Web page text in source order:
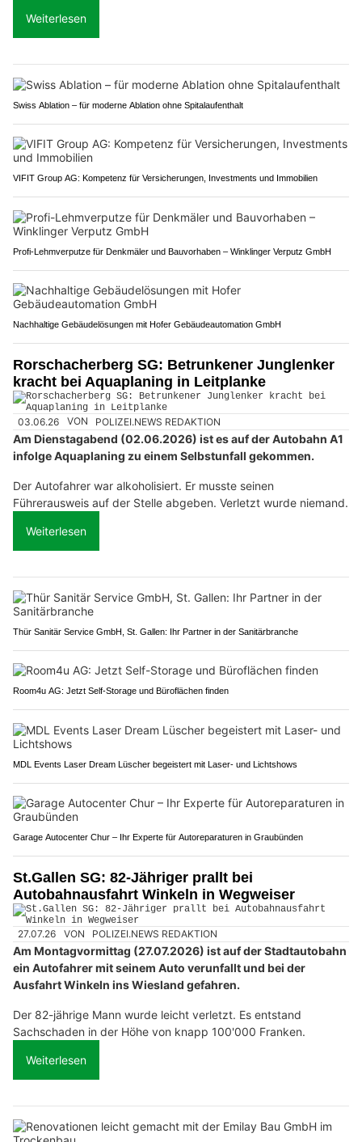
Weiterlesen
Swiss Ablation – für moderne Ablation ohne Spitalaufenthalt
VIFIT Group AG: Kompetenz für Versicherungen, Investments und Immobilien
Profi-Lehmverputze für Denkmäler und Bauvorhaben – Winklinger Verputz GmbH
Nachhaltige Gebäudelösungen mit Hofer Gebäudeautomation GmbH
Rorschacherberg SG: Betrunkener Junglenker
kracht bei Aquaplaning in Leitplanke
03.06.26 VON POLIZEI.NEWS REDAKTION
Am Dienstagabend (02.06.2026) ist es auf der Autobahn A1
infolge Aquaplaning zu einem Selbstunfall gekommen.
Der Autofahrer war alkoholisiert. Er musste seinen
Führerausweis auf der Stelle abgeben. Verletzt wurde niemand.
Weiterlesen
Thür Sanitär Service GmbH, St. Gallen: Ihr Partner in der Sanitärbranche
Room4u AG: Jetzt Self-Storage und Büroflächen finden
MDL Events Laser Dream Lüscher begeistert mit Laser- und Lichtshows
Garage Autocenter Chur – Ihr Experte für Autoreparaturen in Graubünden
St.Gallen SG: 82-Jähriger prallt bei
Autobahnausfahrt Winkeln in Wegweiser
27.07.26 VON POLIZEI.NEWS REDAKTION
Am Montagvormittag (27.07.2026) ist auf der Stadtautobahn
ein Autofahrer mit seinem Auto verunfallt und bei der
Ausfahrt Winkeln ins Wiesland gefahren.
Der 82-jährige Mann wurde leicht verletzt. Es entstand
Sachschaden in der Höhe von knapp 100'000 Franken.
Weiterlesen